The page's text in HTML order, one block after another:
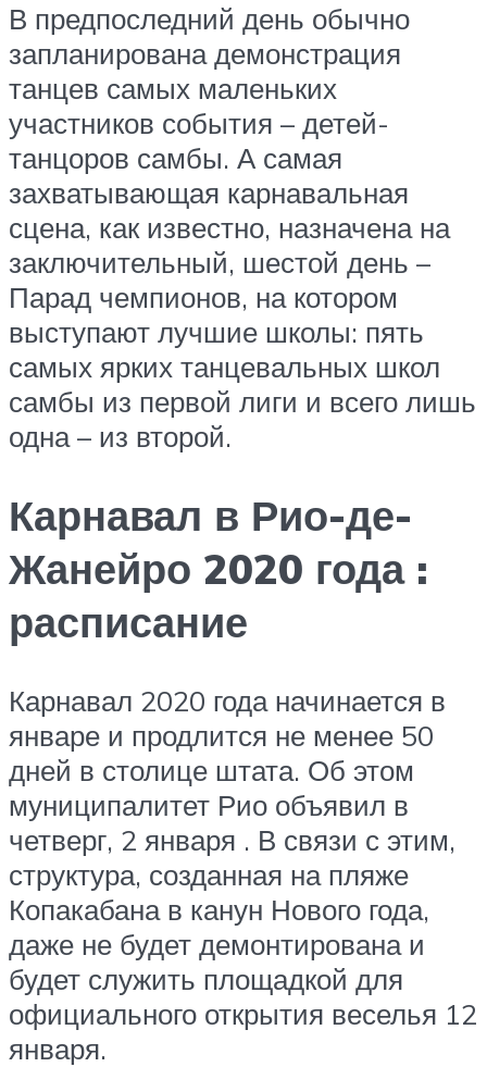
В предпоследний день обычно
запланирована демонстрация
танцев самых маленьких
участников события – детей-
танцоров самбы. А самая
захватывающая карнавальная
сцена, как известно, назначена на
заключительный, шестой день –
Парад чемпионов, на котором
выступают лучшие школы: пять
самых ярких танцевальных школ
самбы из первой лиги и всего лишь
одна – из второй.
Карнавал в Рио-де-
Жанейро 2020 года :
расписание
Карнавал 2020 года начинается в
январе и продлится не менее 50
дней в столице штата. Об этом
муниципалитет Рио объявил в
четверг, 2 января . В связи с этим,
структура, созданная на пляже
Копакабана в канун Нового года,
даже не будет демонтирована и
будет служить площадкой для
официального открытия веселья 12
января.